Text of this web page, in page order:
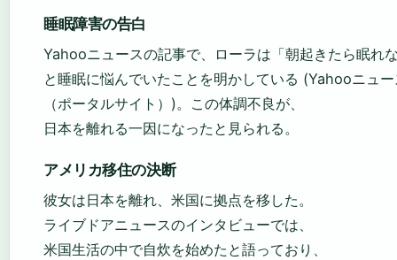
睡眠障害の告白
Yahooニュースの記事で、ローラは「朝起きたら眠れ
と睡眠に悩んでいたことを明かしている (Yahooニュ
（ポータルサイト）)。この体調不良が、
日本を離れる一因になったと見られる。
アメリカ移住の決断
彼女は日本を離れ、米国に拠点を移した。
ライブドアニュースのインタビューでは、
米国生活の中で自炊を始めたと語っており、